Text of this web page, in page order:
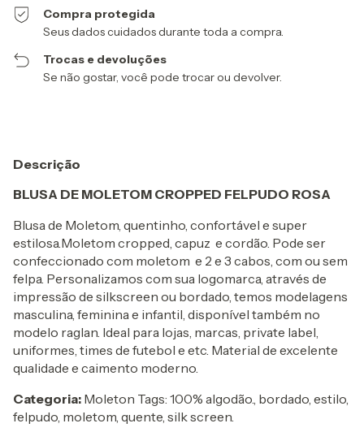
Compra protegida
Seus dados cuidados durante toda a compra.
Trocas e devoluções
Se não gostar, você pode trocar ou devolver.
Descrição
BLUSA DE MOLETOM CROPPED FELPUDO ROSA
Blusa de Moletom, quentinho, confortável e super
estilosa.Moletom cropped, capuz e cordão. Pode ser
confeccionado com moletom e 2 e 3 cabos, com ou sem
felpa. Personalizamos com sua logomarca, através de
impressão de silkscreen ou bordado, temos modelagens
masculina, feminina e infantil, disponível também no
modelo raglan. Ideal para lojas, marcas, private label,
uniformes, times de futebol e etc. Material de excelente
qualidade e caimento moderno.
Categoria: Moleton Tags: 100% algodão., bordado, estilo,
felpudo, moletom, quente, silk screen.